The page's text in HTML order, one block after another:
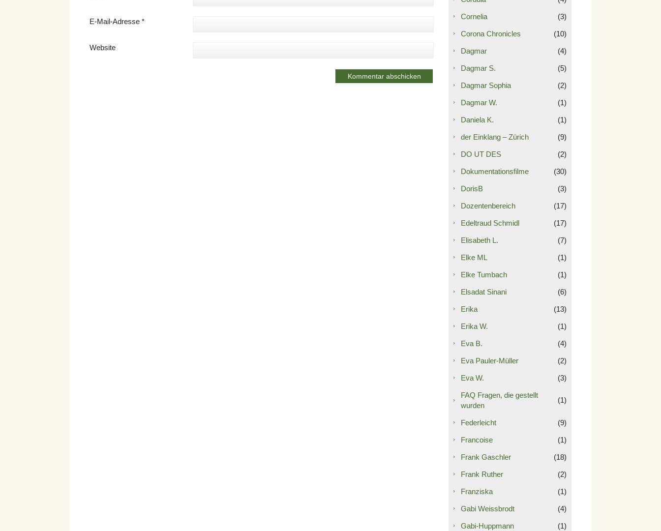
E-Mail-Adresse *
Website
Cornelia (3)
Corona Chronicles (10)
Dagmar (4)
Dagmar S. (5)
Dagmar Sophia (2)
Dagmar W. (1)
Daniela K. (1)
der Einklang – Zürich (9)
DO UT DES (2)
Dokumentationsfilme (30)
DorisB (3)
Dozentenbereich (17)
Edeltraud Schmidl (17)
Elisabeth L. (7)
Elke ML (1)
Elke Tumbach (1)
Elsadat Sinani (6)
Erika (13)
Erika W. (1)
Eva B. (4)
Eva Pauler-Müller (2)
Eva W. (3)
FAQ Fragen, die gestellt
wurden
(1)
Federleicht (9)
Francoise (1)
Frank Gaschler (18)
Frank Ruther (2)
Franziska (1)
Gabi Weissbrodt (4)
Gabi-Huppmann (1)